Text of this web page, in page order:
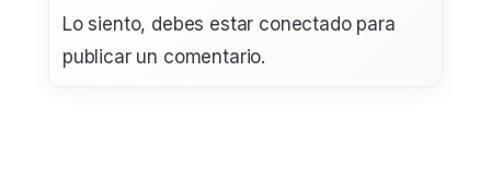
Lo siento, debes estar conectadopara
publicar un comentario.